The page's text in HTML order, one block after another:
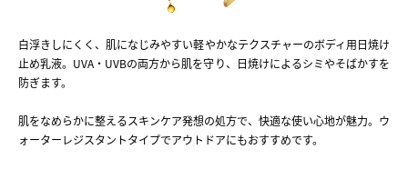
白浮きしにくく、肌になじみやすい軽やかなテクスチャーのボディ用日焼け
止め乳液。UVA・UVBの両方から肌を守り、日焼けによるシミやそばかすを
防ぎます。
肌をなめらかに整えるスキンケア発想の処方で、快適な使い心地が魅力。ウ
ォーターレジスタントタイプでアウトドアにもおすすめです。